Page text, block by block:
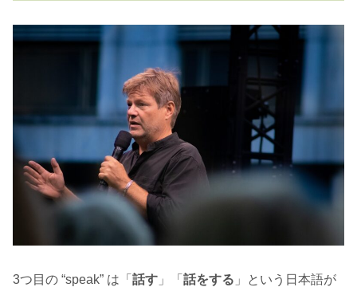
3つ目の “speak” は「 話す 」「 話をする 」という日本語が